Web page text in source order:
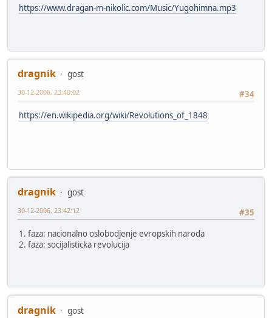
https://www.dragan-m-nikolic.com/Music/Yugohimna.mp3
dragnik
gost
#34
30-12-2006, 23:40:02
https://en.wikipedia.org/wiki/Revolutions_of_1848
dragnik
gost
#35
30-12-2006, 23:42:12
1. faza: nacionalno oslobodjenje evropskih naroda
2. faza: socijalisticka revolucija
dragnik
gost